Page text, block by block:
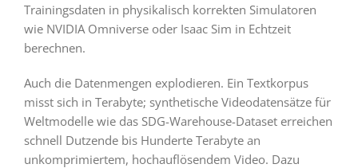
Trainingsdaten in physikalisch korrekten Simulatoren
wie NVIDIA Omniverse oder Isaac Sim in Echtzeit
berechnen.
Auch die Datenmengen explodieren. Ein Textkorpus
misst sich in Terabyte; synthetische Videodatensätze für
Weltmodelle wie das SDG-Warehouse-Dataset erreichen
schnell Dutzende bis Hunderte Terabyte an
unkomprimiertem, hochauflösendem Video. Dazu